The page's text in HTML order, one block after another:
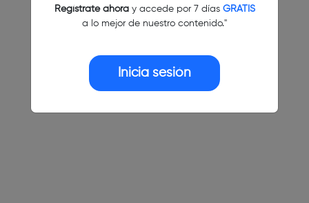
Regístrate ahoray accede por 7 días GRATIS
a lo mejor de nuestro contenido."
Inicia sesión